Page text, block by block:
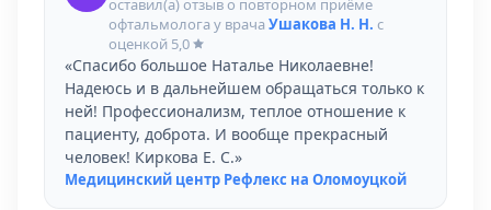
оставил(а) отзыв о повторном приёме
офтальмолога у врачаУшакова Н. Н. с
оценкой 5,0
«Спасибо большое Наталье Николаевне!
Надеюсь и в дальнейшем обращаться только к
ней! Профессионализм, теплое отношение к
пациенту, доброта. И вообще прекрасный
человек! Киркова Е. С.»
Медицинский центр Рефлекс на Оломоуцкой